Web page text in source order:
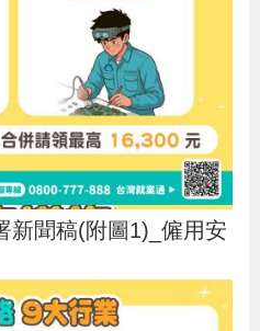
新聞稿(附圖1)_僱用安